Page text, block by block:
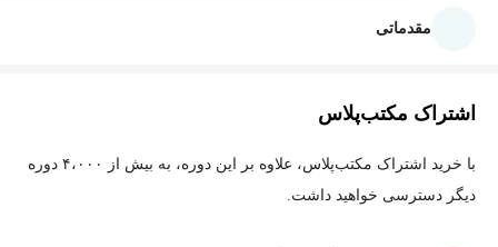
مقدماتی
اشتراک مکتب‌پلاس
با خرید اشتراک مکتب‌پلاس، علاوه بر این دوره، به بیش از ۴،۰۰۰ دوره
دیگر دسترسی خواهید داشت.